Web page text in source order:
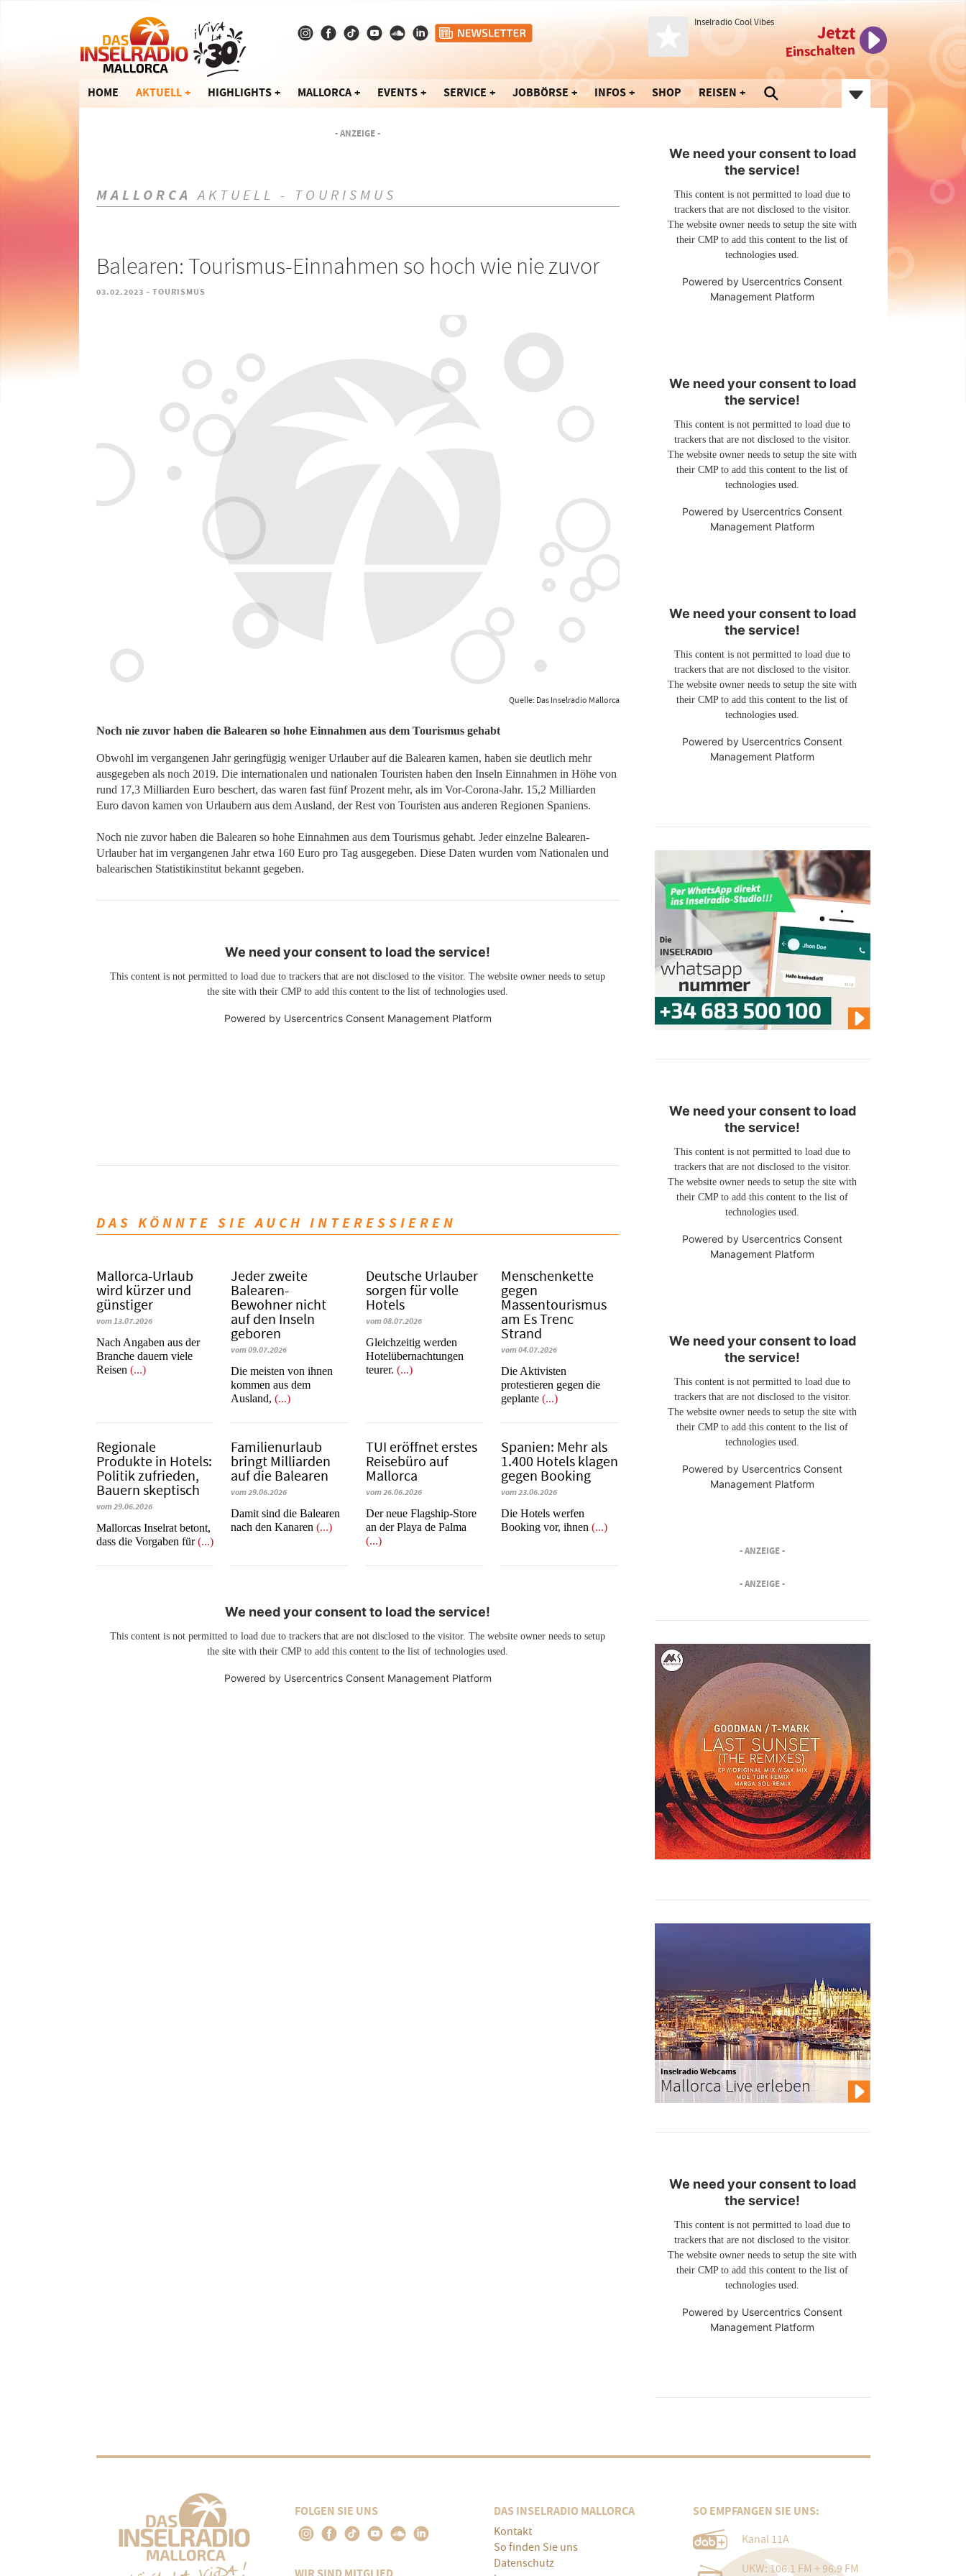
Inselradio Cool Vibes Jetzt
Einschalten
HOME AKTUELL HIGHLIGHTS MALLORCA EVENTS SERVICE JOBBÖRSE INFOS SHOP REISEN
- ANZEIGE -
MALLORCA AKTUELL - TOURISMUS
Balearen: Tourismus-Einnahmen so hoch wie nie zuvor
03.02.2023 - TOURISMUS
Quelle: Das Inselradio Mallorca
Noch nie zuvor haben die Balearen so hohe Einnahmen aus dem Tourismus gehabt
Obwohl im vergangenen Jahr geringfügig weniger Urlauber auf die Balearen kamen, haben sie deutlich mehr
ausgegeben als noch 2019. Die internationalen und nationalen Touristen haben den Inseln Einnahmen in Höhe von
rund 17,3 Milliarden Euro beschert, das waren fast fünf Prozent mehr, als im Vor-Corona-Jahr. 15,2 Milliarden
Euro davon kamen von Urlaubern aus dem Ausland, der Rest von Touristen aus anderen Regionen Spaniens.
Noch nie zuvor haben die Balearen so hohe Einnahmen aus dem Tourismus gehabt. Jeder einzelne Balearen-
Urlauber hat im vergangenen Jahr etwa 160 Euro pro Tag ausgegeben. Diese Daten wurden vom Nationalen und
balearischen Statistikinstitut bekannt gegeben.
We need your consent to load the service!
This content is not permitted to load due to trackers that are not disclosed to the visitor. The website owner needs to setup
the site with their CMP to add this content to the list of technologies used.
Powered by Usercentrics Consent Management Platform
DAS KÖNNTE SIE AUCH INTERESSIEREN
Mallorca-Urlaub
wird kürzer und
günstiger
vom 13.07.2026
Nach Angaben aus der
Branche dauern viele
Reisen (...)
Jeder zweite
Balearen-
Bewohner nicht
auf den Inseln
geboren
vom 09.07.2026
Die meisten von ihnen
kommen aus dem
Ausland,(...)
Deutsche Urlauber
sorgen für volle
Hotels
vom 08.07.2026
Gleichzeitig werden
Hotelübernachtungen
teurer.(...)
Menschenkette
gegen
Massentourismus
am Es Trenc
Strand
vom 04.07.2026
Die Aktivisten
protestieren gegen die
geplante(...)
Regionale
Produkte in Hotels:
Politik zufrieden,
Bauern skeptisch
vom 29.06.2026
Mallorcas Inselrat betont,
dass die Vorgaben für(...)
Familienurlaub
bringt Milliarden
auf die Balearen
vom 29.06.2026
​​​​​​​Damit sind die Balearen
nach den Kanaren(...)
TUI eröffnet erstes
Reisebüro auf
Mallorca
vom 26.06.2026
Der neue Flagship-Store
an der Playa de Palma
(...)
Spanien: Mehr als
1.400 Hotels klagen
gegen Booking
vom 23.06.2026
​​​​​​​Die Hotels werfen
Booking vor, ihnen(...)
We need your consent to load the service!
This content is not permitted to load due to trackers that are not disclosed to the visitor. The website owner needs to setup
the site with their CMP to add this content to the list of technologies used.
Powered by Usercentrics Consent Management Platform
We need your consent to load
the service!
This content is not permitted to load due to
trackers that are not disclosed to the visitor.
The website owner needs to setup the site with
their CMP to add this content to the list of
technologies used.
Powered by Usercentrics Consent
Management Platform
We need your consent to load
the service!
This content is not permitted to load due to
trackers that are not disclosed to the visitor.
The website owner needs to setup the site with
their CMP to add this content to the list of
technologies used.
Powered by Usercentrics Consent
Management Platform
We need your consent to load
the service!
This content is not permitted to load due to
trackers that are not disclosed to the visitor.
The website owner needs to setup the site with
their CMP to add this content to the list of
technologies used.
Powered by Usercentrics Consent
Management Platform
We need your consent to load
the service!
This content is not permitted to load due to
trackers that are not disclosed to the visitor.
The website owner needs to setup the site with
their CMP to add this content to the list of
technologies used.
Powered by Usercentrics Consent
Management Platform
We need your consent to load
the service!
This content is not permitted to load due to
trackers that are not disclosed to the visitor.
The website owner needs to setup the site with
their CMP to add this content to the list of
technologies used.
Powered by Usercentrics Consent
Management Platform
- ANZEIGE -
- ANZEIGE -
Inselradio Webcams
Mallorca Live erleben
We need your consent to load
the service!
This content is not permitted to load due to
trackers that are not disclosed to the visitor.
The website owner needs to setup the site with
their CMP to add this content to the list of
technologies used.
Powered by Usercentrics Consent
Management Platform
FOLGEN SIE UNS DAS INSELRADIO MALLORCA
Kontakt
So finden Sie uns
Datenschutz
SO EMPFANGEN SIE UNS:
Kanal 11A
UKW: 106.1 FM + 96.9 FM